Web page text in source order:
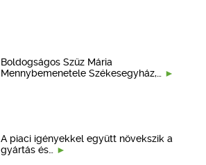
Boldogságos Szűz Mária
Mennybemenetele Székesegyház,…
A piaci igényekkel együtt növekszik a
gyártás és…